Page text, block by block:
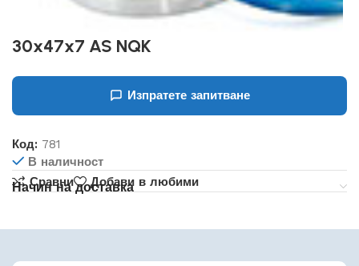
30x47x7 AS NQK
Изпратете запитване
Код: 781
В наличност
Сравни
Добави в любими
Начин на доставка